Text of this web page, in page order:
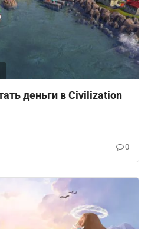
деньги в Civilization
0